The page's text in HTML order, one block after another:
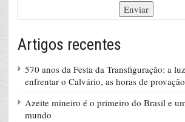
Artigos recentes
570 anos da Festa da Transfiguração: a
enfrentar o Calvário, as horas de provação
Azeite mineiro é o primeiro do Brasil e
mundo